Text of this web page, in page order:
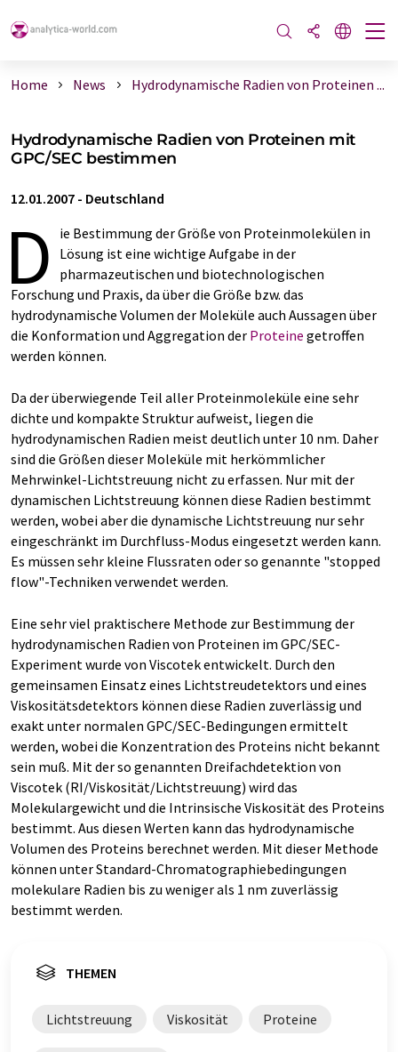
Home News Hydrodynamische Radien von Proteinen ...
Hydrodynamische Radien von Proteinen mit
GPC/SEC bestimmen
12.01.2007 - Deutschland
D
ie Bestimmung der Größe von Proteinmolekülen in
Lösung ist eine wichtige Aufgabe in der
pharmazeutischen und biotechnologischen
Forschung und Praxis, da über die Größe bzw. das
hydrodynamische Volumen der Moleküle auch Aussagen über
die Konformation und Aggregation der Proteine getroffen
werden können.
Da der überwiegende Teil aller Proteinmoleküle eine sehr
dichte und kompakte Struktur aufweist, liegen die
hydrodynamischen Radien meist deutlich unter 10 nm. Daher
sind die Größen dieser Moleküle mit herkömmlicher
Mehrwinkel-Lichtstreuung nicht zu erfassen. Nur mit der
dynamischen Lichtstreuung können diese Radien bestimmt
werden, wobei aber die dynamische Lichtstreuung nur sehr
eingeschränkt im Durchfluss-Modus eingesetzt werden kann.
Es müssen sehr kleine Flussraten oder so genannte "stopped
flow"-Techniken verwendet werden.
Eine sehr viel praktischere Methode zur Bestimmung der
hydrodynamischen Radien von Proteinen im GPC/SEC-
Experiment wurde von Viscotek entwickelt. Durch den
gemeinsamen Einsatz eines Lichtstreudetektors und eines
Viskositätsdetektors können diese Radien zuverlässig und
exakt unter normalen GPC/SEC-Bedingungen ermittelt
werden, wobei die Konzentration des Proteins nicht bekannt
sein muß. Mit der so genannten Dreifachdetektion von
Viscotek (RI/Viskosität/Lichtstreuung) wird das
Molekulargewicht und die Intrinsische Viskosität des Proteins
bestimmt. Aus diesen Werten kann das hydrodynamische
Volumen des Proteins berechnet werden. Mit dieser Methode
können unter Standard-Chromatographiebedingungen
molekulare Radien bis zu weniger als 1 nm zuverlässig
bestimmt werden.
THEMEN
Lichtstreuung Viskosität Proteine